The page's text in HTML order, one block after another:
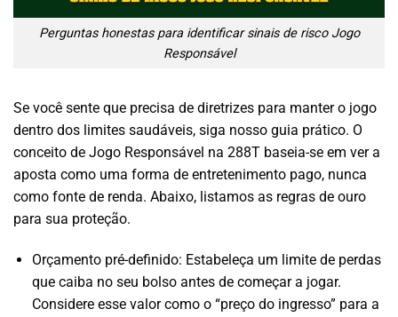
Perguntas honestas para identificar sinais de risco Jogo
Responsável
Se você sente que precisa de diretrizes para manter o jogo
dentro dos limites saudáveis, siga nosso guia prático. O
conceito de Jogo Responsável na 288T baseia-se em ver a
aposta como uma forma de entretenimento pago, nunca
como fonte de renda. Abaixo, listamos as regras de ouro
para sua proteção.
Orçamento pré-definido: Estabeleça um limite de perdas
que caiba no seu bolso antes de começar a jogar.
Considere esse valor como o “preço do ingresso” para a